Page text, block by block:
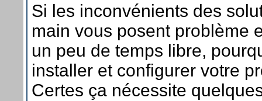
Si les inconvénients des
main vous posent problème
un peu de temps libre,
installer et configurer votre
Certes ça nécessite